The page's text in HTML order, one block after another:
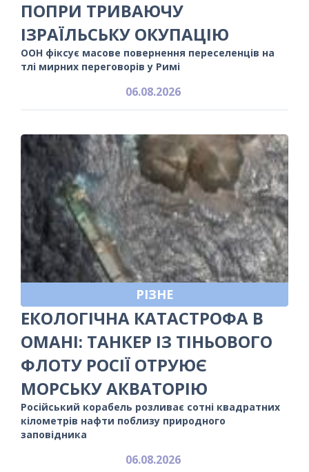
ПОПРИ ТРИВАЮЧУ
ІЗРАЇЛЬСЬКУ ОКУПАЦІЮ
ООН фіксує масове повернення переселенців на
тлі мирних переговорів у Римі
06.08.2026
РІЗНЕ
ЕКОЛОГІЧНА КАТАСТРОФА В
ОМАНІ: ТАНКЕР ІЗ ТІНЬОВОГО
ФЛОТУ РОСІЇ ОТРУЮЄ
МОРСЬКУ АКВАТОРІЮ
Російський корабель розливає сотні квадратних
кілометрів нафти поблизу природного
заповідника
06.08.2026